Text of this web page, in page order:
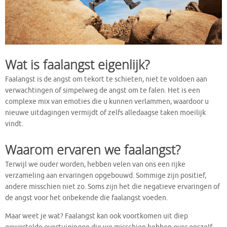
Wat is faalangst eigenlijk?
Faalangst is de angst om tekort te schieten, niet te voldoen aan
verwachtingen of simpelweg de angst om te falen. Het is een
complexe mix van emoties die u kunnen verlammen, waardoor u
nieuwe uitdagingen vermijdt of zelfs alledaagse taken moeilijk
vindt.
Waarom ervaren we faalangst?
Terwijl we ouder worden, hebben velen van ons een rijke
verzameling aan ervaringen opgebouwd. Sommige zijn positief,
andere misschien niet zo. Soms zijn het die negatieve ervaringen of
de angst voor het onbekende die faalangst voeden.
Maar weet je wat? Faalangst kan ook voortkomen uit diep